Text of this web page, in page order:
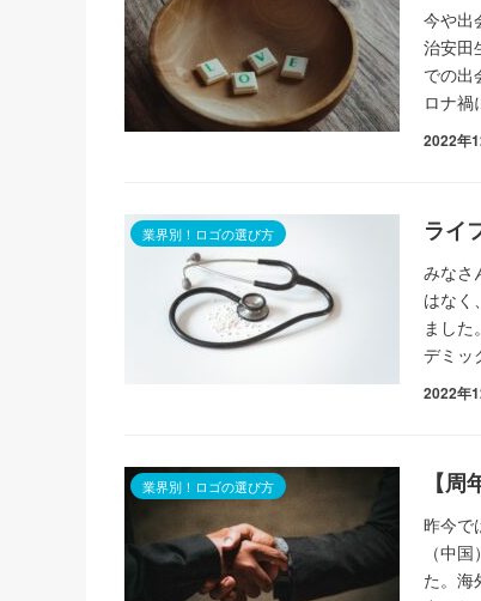
今や出
治安田
での出
ロナ
2022年
業界別！ロゴの選び方 ライ
みなさ
はなく
ました
デミッ
2022年
業界別！ロゴの選び方 【
昨今で
（中
た。海